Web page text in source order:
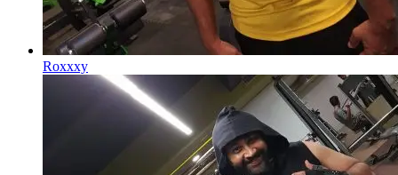
Roxxxy